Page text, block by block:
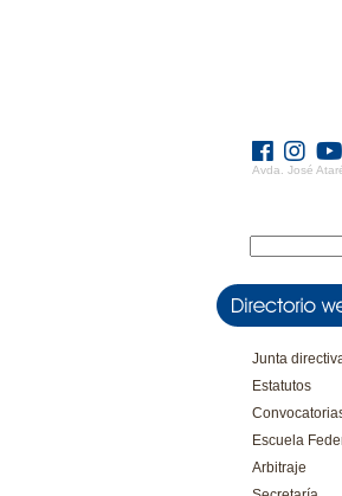
Avda. José
Junta
Estatutos
Escuela
Arbitraje